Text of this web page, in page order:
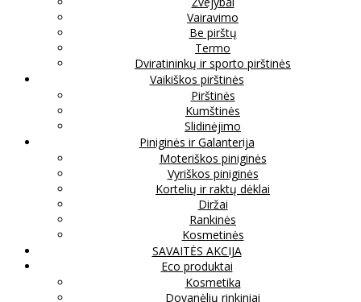
Vairavimo
Be pirštų
Termo
Dviratininkų ir sporto pirštinės
Vaikiškos pirštinės
Pirštinės
Kumštinės
Slidinėjimo
Piniginės ir Galanterija
Moteriškos piniginės
Vyriškos piniginės
Kortelių ir raktų dėklai
Diržai
Rankinės
Kosmetinės
SAVAITĖS AKCIJA
Eco produktai
Kosmetika
Dovanėlių rinkiniai